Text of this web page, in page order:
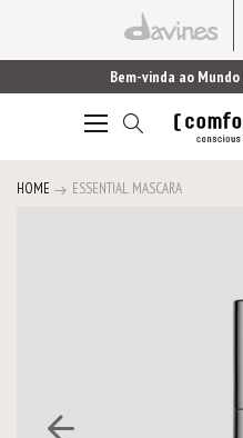
Bem-vinda ao
Alternar
HOME ESSENTIAL MASCARA